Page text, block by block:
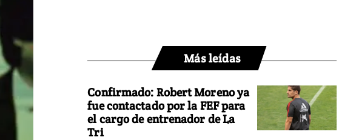
Más leídas
Confirmado: Robert Moreno ya
fue contactado por la FEF para
el cargo de entrenador de La
Tri